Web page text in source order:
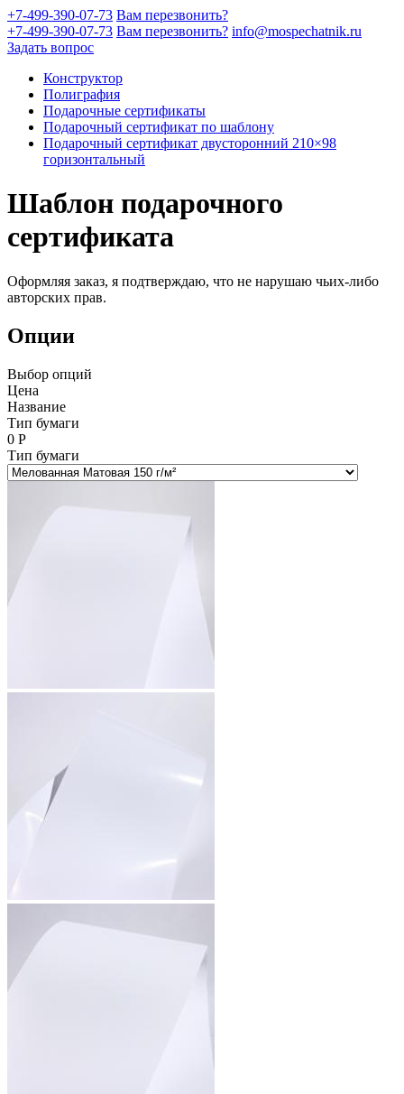
+7-499-390-07-73 Вам перезвонить?
+7-499-390-07-73 Вам перезвонить? info@mospechatnik.ru
Задать вопрос
Конструктор
Полиграфия
Подарочные сертификаты
Подарочный сертификат по шаблону
Подарочный сертификат двусторонний 210×98
горизонтальный
Шаблон подарочного
сертификата
Оформляя заказ, я подтверждаю, что не нарушаю чьих-либо
авторских прав.
Опции
Выбор опций
Цена
Название
Тип бумаги
0 Р
Тип бумаги